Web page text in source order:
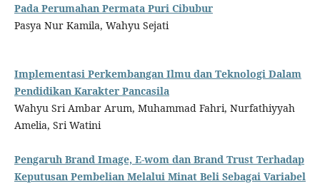
Pada Perumahan Permata Puri Cibubur
Pasya Nur Kamila, Wahyu Sejati
Implementasi Perkembangan Ilmu dan Teknologi Dalam
Pendidikan Karakter Pancasila
Wahyu Sri Ambar Arum, Muhammad Fahri, Nurfathiyyah
Amelia, Sri Watini
Pengaruh Brand Image, E-wom dan Brand Trust Terhadap
Keputusan Pembelian Melalui Minat Beli Sebagai Variabel